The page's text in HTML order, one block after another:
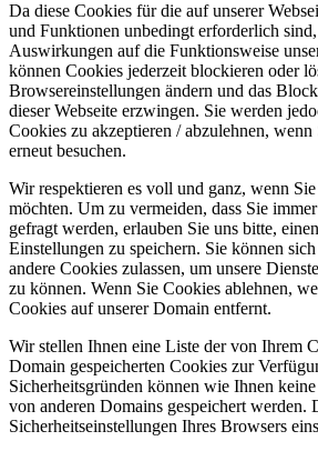
Da diese Cookies für die auf unserer
und Funktionen unbedingt erforderlich
Auswirkungen auf die Funktionsweise
können Cookies jederzeit blockieren oder
Browsereinstellungen ändern und das
dieser Webseite erzwingen. Sie werden
Cookies zu akzeptieren / abzulehnen, wenn
erneut besuchen.
Wir respektieren es voll und ganz, wenn
möchten. Um zu vermeiden, dass Sie
gefragt werden, erlauben Sie uns bitte,
Einstellungen zu speichern. Sie können
andere Cookies zulassen, um unsere
zu können. Wenn Sie Cookies ablehnen,
Cookies auf unserer Domain entfernt.
Wir stellen Ihnen eine Liste der von Ihrem
Domain gespeicherten Cookies zur
Sicherheitsgründen können wie Ihnen
von anderen Domains gespeichert werden.
Sicherheitseinstellungen Ihres Browsers